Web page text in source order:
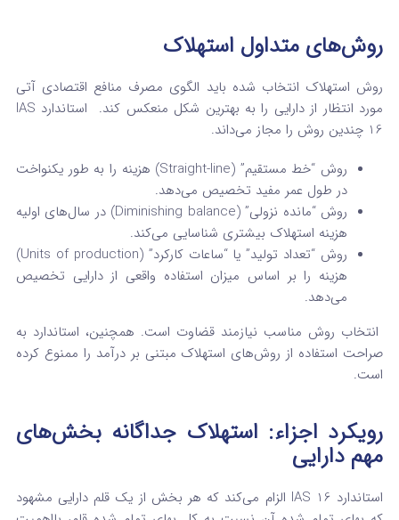
روش‌های متداول استهلاک
روش استهلاک انتخاب شده باید الگوی مصرف منافع اقتصادی آتی
مورد انتظار از دارایی را به بهترین شکل منعکس کند.
استاندارد IAS
16 چندین روش را مجاز می‌داند.
روش “خط مستقیم” (Straight-line) هزینه را به طور یکنواخت
در طول عمر مفید تخصیص می‌دهد.
روش “مانده نزولی” (Diminishing balance) در سال‌های اولیه
هزینه استهلاک بیشتری شناسایی می‌کند.
روش “تعداد تولید” یا “ساعات کارکرد” (Units of production)
هزینه را بر اساس میزان استفاده واقعی از دارایی تخصیص
می‌دهد.
انتخاب روش مناسب نیازمند قضاوت است. همچنین، استاندارد به
صراحت استفاده از روش‌های استهلاک مبتنی بر درآمد را ممنوع کرده
است.
رویکرد اجزاء: استهلاک جداگانه بخش‌های
مهم دارایی
استاندارد IAS 16 الزام می‌کند که هر بخش از یک قلم دارایی مشهود